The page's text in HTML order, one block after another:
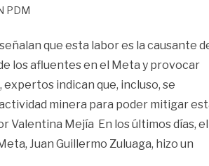
PDM
que esta labor es la causante
los afluentes en el Meta y provocar
expertos indican que, incluso, se
minera para poder mitigar
Valentina Mejía En los últimos días, el
Juan Guillermo Zuluaga, hizo un